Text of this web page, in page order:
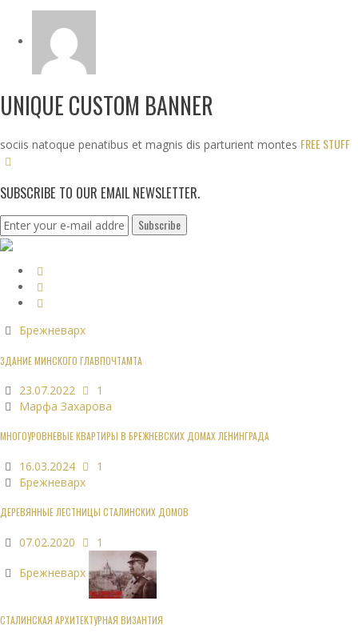
UNIQUE CUSTOM BANNER
sociis natoque penatibus et magnis dis parturient montes FREE STUFF
SUBSCRIBE TO OUR EMAIL NEWSLETTER.
Брежневарх
ЗДАНИЕ МИНСКОГО ГЛАВПОЧТАМТА
23.07.2022
1
Марфа Захарова
МНОГОУРОВНЕВЫЕ КВАРТИРЫ В БРЕЖНЕВСКИХ ДОМАХ ЛЕНИНГРАДА
16.03.2024
1
Брежневарх
ДЕРЕВЯННЫЕ ЛЕСТНИЦЫ СТАЛИНСКИХ ДОМОВ
07.02.2020 1
Брежневарх
СТАЛИНСКАЯ АРХИТЕКТУРНАЯ ВИЗАНТИЯ